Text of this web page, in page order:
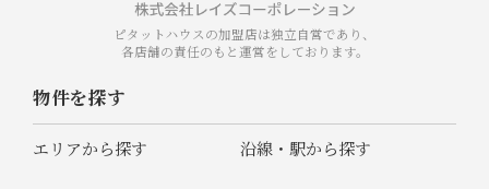
ピタットハウスの加盟店は独立自営であり、
各店舗の責任のもと運営をしております。
物件を探す
エリアから探す 沿線・駅から探す